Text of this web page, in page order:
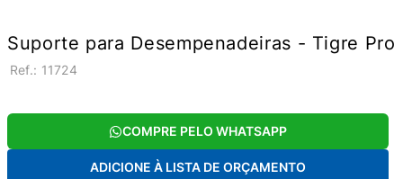
Suporte para Desempenadeiras - Tigre Pro
: 11724
COMPRE PELO WHATSAPP
ADICIONE À LISTA DE ORÇAMENTO